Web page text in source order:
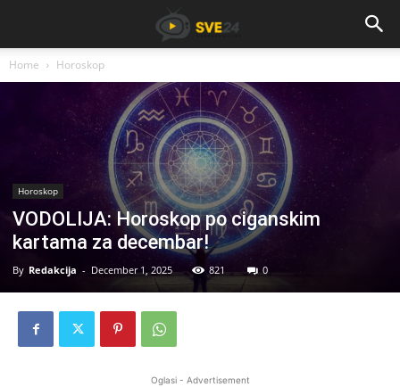
Home Horoskop
Horoskop
VODOLIJA: Horoskop po ciganskim
kartama za decembar!
By Redakcija - December 1, 2025 821 0
Oglasi - Advertisement